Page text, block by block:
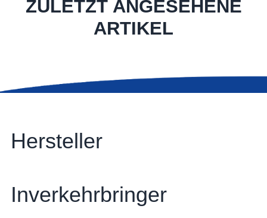
ZULETZT ANGESEHENE
ARTIKEL
Hersteller
Inverkehrbringer